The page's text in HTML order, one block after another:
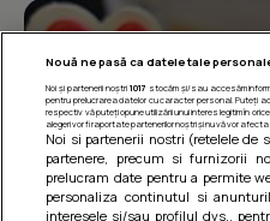
Nouă ne pasă ca datele tale
Noi și partenerii noștri 1017 stocăm și/sau accesăm
pentru prelucrarea datelor cu caracter personal. Puteți
respectiv vă puteți opune utilizării unui interes legitim în
alegeri vor fi raportate partenerilor noștri și nu vă vor
Noi si partenerii nostri (retelele de
partenere, precum si furnizorii
prelucram date pentru a permite
personaliza continutul si
interesele si/sau profilul dvs.,